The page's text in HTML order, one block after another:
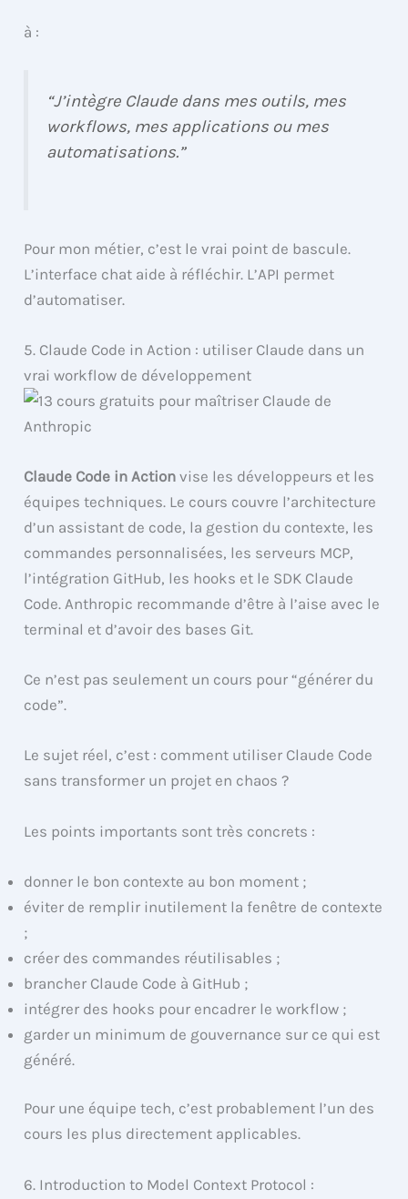
à :
“J’intègre Claude dans mes outils, mes
workflows, mes applications ou mes
automatisations.”
Pour mon métier, c’est le vrai point de bascule.
L’interface chat aide à réfléchir. L’API permet
d’automatiser.
5. Claude Code in Action : utiliser Claude dans un
vrai workflow de développement
Claude Code in Action vise les développeurs et les
équipes techniques. Le cours couvre l’architecture
d’un assistant de code, la gestion du contexte, les
commandes personnalisées, les serveurs MCP,
l’intégration GitHub, les hooks et le SDK Claude
Code. Anthropic recommande d’être à l’aise avec le
terminal et d’avoir des bases Git.
Ce n’est pas seulement un cours pour “générer du
code”.
Le sujet réel, c’est : comment utiliser Claude Code
sans transformer un projet en chaos ?
Les points importants sont très concrets :
donner le bon contexte au bon moment ;
éviter de remplir inutilement la fenêtre de contexte
;
créer des commandes réutilisables ;
brancher Claude Code à GitHub ;
intégrer des hooks pour encadrer le workflow ;
garder un minimum de gouvernance sur ce qui est
généré.
Pour une équipe tech, c’est probablement l’un des
cours les plus directement applicables.
6. Introduction to Model Context Protocol :